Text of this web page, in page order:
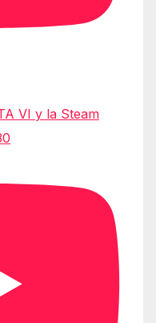
VI y la Steam